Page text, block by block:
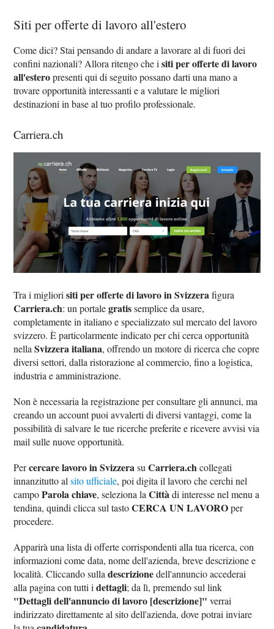
Siti per offerte di lavoro all'estero
Come dici? Stai pensando di andare a lavorare al di fuori dei
confini nazionali? Allora ritengo che isiti per offerte di lavoro
all'esteropresenti qui di seguito possano darti una mano a
trovare opportunità interessanti e a valutare le migliori
destinazioni in base al tuo profilo professionale.
Carriera.ch
Tra i migliorisiti per offerte di lavoro in Svizzerafigura
Carriera.ch: un portalegratissemplice da usare,
completamente in italiano e specializzato sul mercato del lavoro
svizzero. È particolarmente indicato per chi cerca opportunità
nellaSvizzera italiana, offrendo un motore di ricerca che copre
diversi settori, dalla ristorazione al commercio, fino a logistica,
industria e amministrazione.
Non è necessaria la registrazione per consultare gli annunci, ma
creando un account puoi avvalerti di diversi vantaggi, come la
possibilità di salvare le tue ricerche preferite e ricevere avvisi via
mail sulle nuove opportunità.
Percercare lavoro in SvizzerasuCarriera.chcollegati
innanzitutto alsito ufficiale, poi digita il lavoro che cerchi nel
campoParola chiave, seleziona laCittàdi interesse nel menu a
tendina, quindi clicca sul tastoCERCA UN LAVOROper
procedere.
Apparirà una lista di offerte corrispondenti alla tua ricerca, con
informazioni come data, nome dell'azienda, breve descrizione e
località. Cliccando sulladescrizionedell'annuncio accederai
alla pagina con tutti idettagli; da lì, premendo sul link
"Dettagli dell'annuncio di lavoro [descrizione]" verrai
indirizzato direttamente al sito dell'azienda, dove potrai inviare